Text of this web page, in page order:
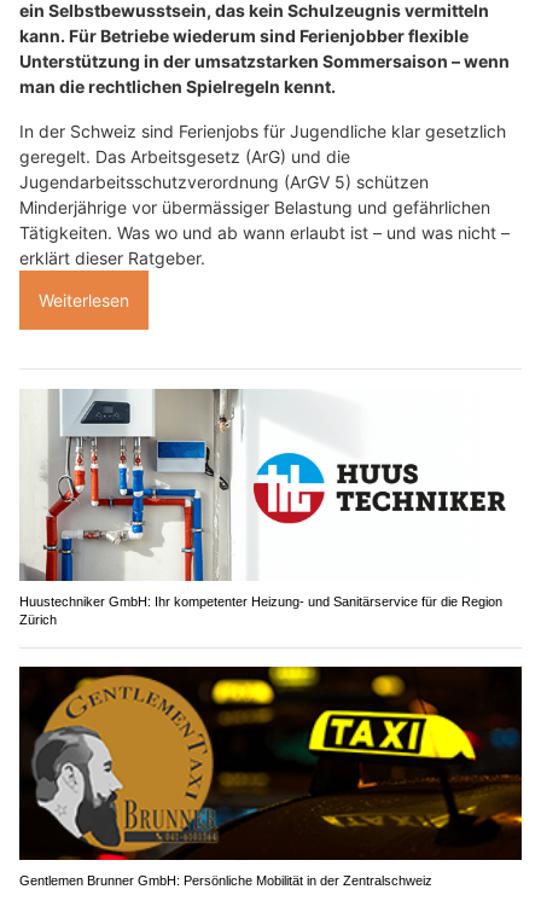
ein Selbstbewusstsein, das kein Schulzeugnis vermitteln
kann. Für Betriebe wiederum sind Ferienjobber flexible
Unterstützung in der umsatzstarken Sommersaison – wenn
man die rechtlichen Spielregeln kennt.
In der Schweiz sind Ferienjobs für Jugendliche klar gesetzlich
geregelt. Das Arbeitsgesetz (ArG) und die
Jugendarbeitsschutzverordnung (ArGV 5) schützen
Minderjährige vor übermässiger Belastung und gefährlichen
Tätigkeiten. Was wo und ab wann erlaubt ist – und was nicht –
erklärt dieser Ratgeber.
Weiterlesen
Huustechniker GmbH: Ihr kompetenter Heizung- und Sanitärservice für die Region
Zürich
Gentlemen Brunner GmbH: Persönliche Mobilität in der Zentralschweiz